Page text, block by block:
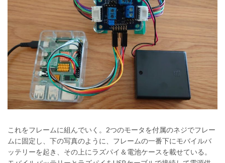
これをフレームに組んでいく。2つのモータを付属のネジでフレー
ムに固定し、下の写真のように、フレームの一番下にモバイルバ
ッテリーを起き、その上にラズパイ＆電池ケースを載せている。